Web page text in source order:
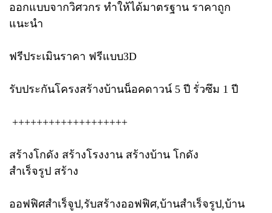
ออกแบบจากวิศวกร ทำให้ได้มาตรฐาน ราคาถูก
แนะนำ
ฟรีประเมินราคา ฟรีแบบ3D
รับประกันโครงสร้างบ้านน็อคดาวน์ 5 ปี รั่วซึม 1 ปี
+++++++++++++++++++
สร้างโกดัง สร้างโรงงาน สร้างบ้าน โกดัง
สำเร็จรูป สร้าง
ออฟฟิศสำเร็จูป,รับสร้างออฟฟิศ,บ้านสำเร็จรูป,บ้าน